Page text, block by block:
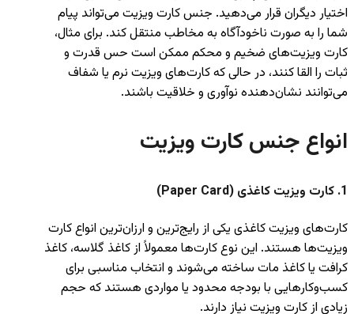
اختیار دیگران قرار می‌دهید. جنس کارت ویزیت می‌تواند پیام
شما را به صورت ناخودآگاه به مخاطب منتقل کند. برای مثال،
کارت ویزیت‌های ضخیم و محکم ممکن است حس قدرت و
ثبات را القا کنند، در حالی که کارت‌های ویزیت نرم یا شفاف
می‌توانند نشان‌دهنده نوآوری و خلاقیت باشند.
انواع جنس کارت ویزیت
1. کارت ویزیت کاغذی (Paper Card)
کارت‌های ویزیت کاغذی یکی از رایج‌ترین و ارزان‌ترین انواع کارت
ویزیت‌ها هستند. این نوع کارت‌ها معمولاً از کاغذ گلاسه، کاغذ
کرافت یا کاغذ مات ساخته می‌شوند و انتخاب مناسبی برای
کسب‌وکارهایی با بودجه محدود یا مواردی هستند که حجم
زیادی از کارت ویزیت نیاز دارند.